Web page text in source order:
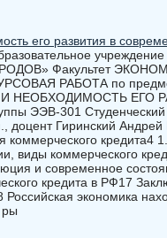
его развития в
Факультет
РАБОТА по
И НЕОБХОДИМОСТЬ ЕГО
ЭЭВ-301
доцент Гиринский
кредита4
виды коммерческого
и современное
кредита в РФ17
экономика
ры